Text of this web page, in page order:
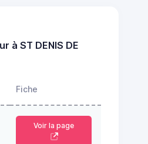
à ST DENIS DE
Fiche
Voir la page